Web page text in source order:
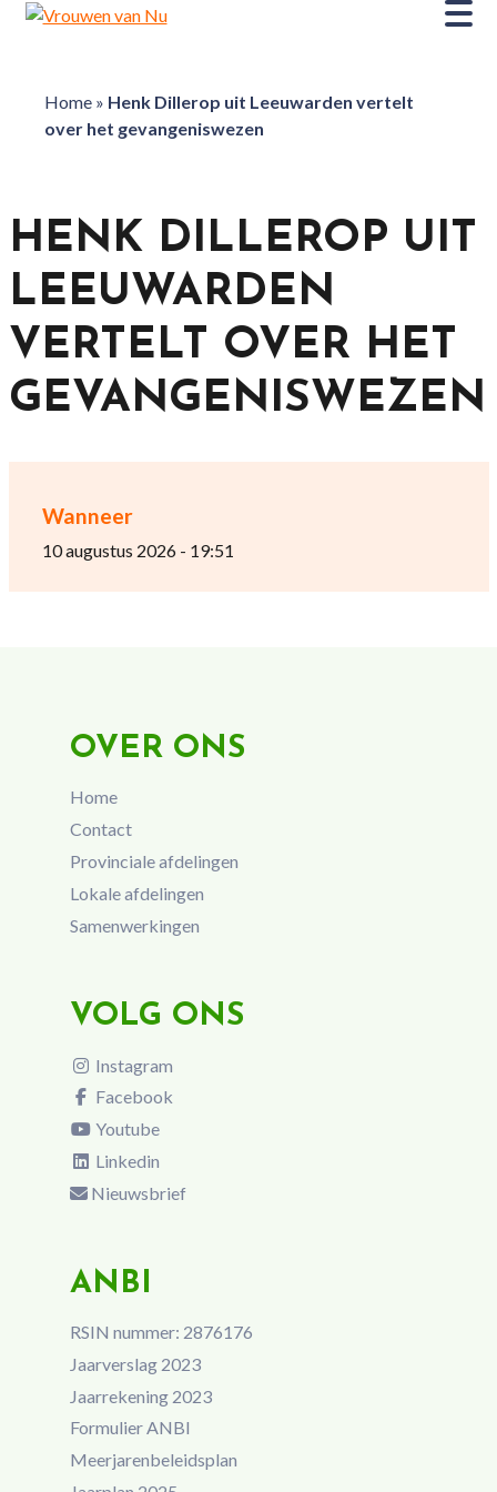
Home» Henk Dillerop uit Leeuwarden vertelt
over het gevangeniswezen
Wanneer
10 augustus 2026 - 19:51
HENK DILLEROP UIT
LEEUWARDEN
VERTELT OVER HET
GEVANGENISWEZEN
OVER ONS
Home
Contact
Provinciale afdelingen
Lokale afdelingen
Samenwerkingen
VOLG ONS
Instagram
Facebook
Youtube
Linkedin
Nieuwsbrief
ANBI
RSIN nummer: 2876176
Jaarverslag 2023
Jaarrekening 2023
Formulier ANBI
Meerjarenbeleidsplan